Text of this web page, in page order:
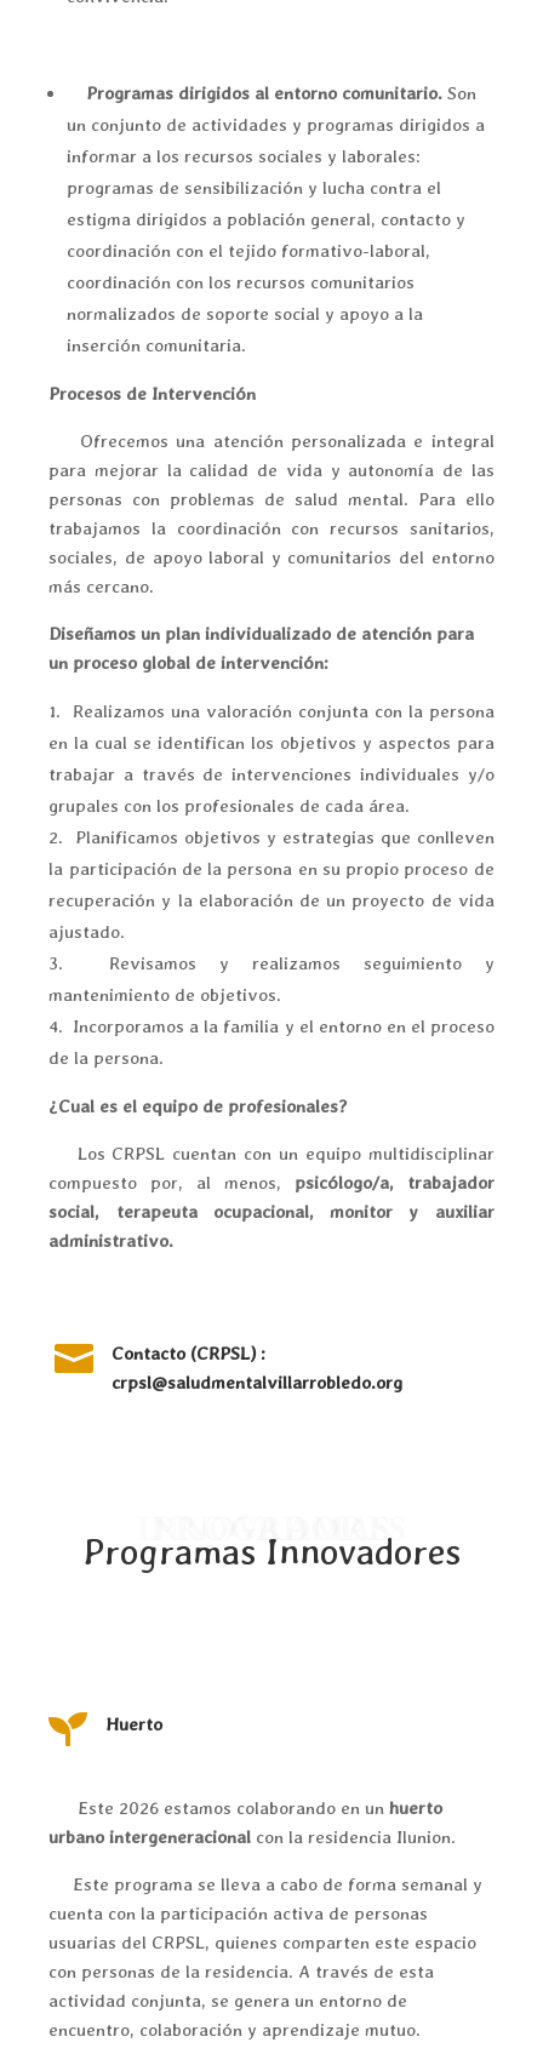
Programas dirigidos al entorno comunitario. Son
un conjunto de actividades y programas dirigidos a
informar a los recursos sociales y laborales:
programas de sensibilización y lucha contra el
estigma dirigidos a población general, contacto y
coordinación con el tejido formativo-laboral,
coordinación con los recursos comunitarios
normalizados de soporte social y apoyo a la
inserción comunitaria.
Procesos de Intervención
Ofrecemos una atención personalizada e integral
para mejorar la calidad de vida y autonomía de las
personas con problemas de salud mental. Para ello
trabajamos la coordinación con recursos sanitarios,
sociales, de apoyo laboral y comunitarios del entorno
más cercano.
Diseñamos un plan individualizado de atención para
un proceso global de intervención:
Realizamos una valoración conjunta con la persona
en la cual se identifican los objetivos y aspectos para
trabajar a través de intervenciones individuales y/o
grupales con los profesionales de cada área.
Planificamos objetivos y estrategias que conlleven
la participación de la persona en su propio proceso de
recuperación y la elaboración de un proyecto de vida
ajustado.
Revisamos y realizamos seguimiento y
mantenimiento de objetivos.
Incorporamos a la familia y el entorno en el proceso
de la persona.
¿Cual es el equipo de profesionales?
Los CRPSL cuentan con un equipo multidisciplinar
compuesto por, al menos, psicólogo/a, trabajador
social, terapeuta ocupacional, monitor y auxiliar
administrativo.

Contacto (CRPSL) :
crpsl@saludmentalvillarrobledo.org
PROGRAMAS INNOVADORES
Programas Innovadores
 Huerto
Este 2026 estamos colaborando en unhuerto
urbano intergeneracional con la residencia Ilunion.
Este programa se lleva a cabo de forma semanal y
cuenta con la participación activa de personas
usuarias del CRPSL, quienes comparten este espacio
con personas de la residencia. A través de esta
actividad conjunta, se genera un entorno de
encuentro, colaboración y aprendizaje mutuo.